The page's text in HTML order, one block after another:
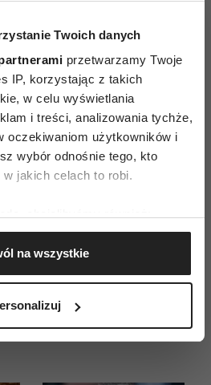
Twoich danych
przetwarzamy Twoje
IP, korzystając z takich
w celu wyświetlania
i treści, analizowania tychże,
oczekiwaniom użytkowników i
wybór odnośnie tego, kto
jakich celach to robi.
dotyczące Twojej lokalizacji
nawet do kilku metrów
urządzenie, aktywnie
wirtualny odcisk palca)
na wszystkie
DRUKOWANE